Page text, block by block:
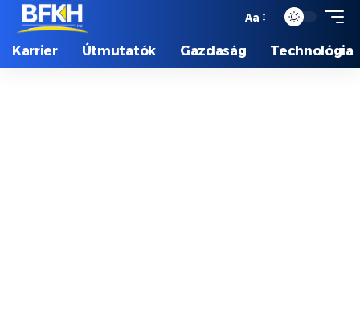
Aa
Karrier Útmutatók Gazdaság Technológia